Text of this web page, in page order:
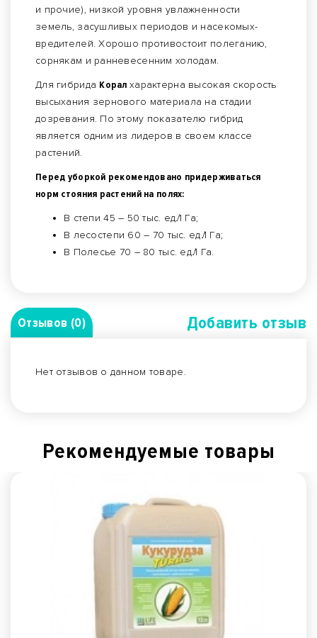
и прочие), низкой уровня увлажненности
земель, засушливых периодов и насекомых-
вредителей. Хорошо противостоит полеганию,
сорнякам и ранневесенним холодам.
Для гибрида Коралхарактерна высокая скорость
высыхания зернового материала на стадии
дозревания. По этому показателю гибрид
является одним из лидеров в своем классе
растений.
Перед уборкой рекомендовано придерживаться
норм стояния растений на полях:
В степи 45 – 50 тыс. ед.̸1 Га;
В лесостепи 60 – 70 тыс. ед.̸1 Га;
В Полесье 70 – 80 тыс. ед.̸1 Га.
Отзывов (0) Добавить отзыв
Нет отзывов о данном товаре.
Рекомендуемые товары